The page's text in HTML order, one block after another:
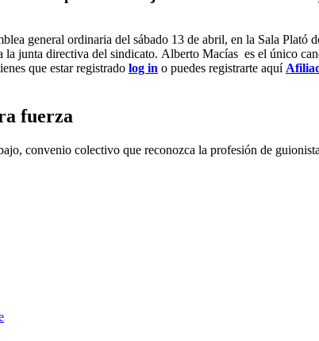
general ordinaria del sábado 13 de abril, en la Sala
la junta directiva del sindicato. Alberto Macías es el único
que estar registrado log in o puedes registrarte aquí
fuerza
convenio colectivo que reconozca la profesión de